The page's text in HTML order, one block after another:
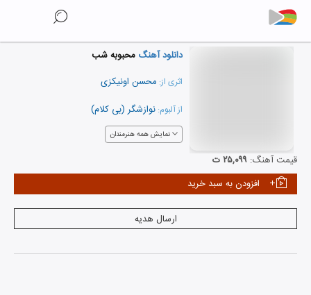
دانلود آهنگ محبوبه شب
اثری از: محسن اونیکزی
از آلبوم: نوازشگر (بی کلام)
نمایش همه هنرمندان
قیمت آهنگ: ۲۵,۰۹۹ ت
افزودن به سبد خرید
ارسال هدیه